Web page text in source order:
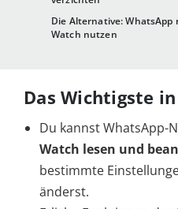
Die Alternative: WhatsApp
Watch nutzen
Das Wichtigste
Du kannst WhatsApp-
Watch lesen und
bestimmte
änderst.